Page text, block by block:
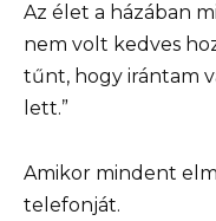
Az élet a házában
nem volt kedves
tűnt, hogy irántam
lett.”
Amikor mindent
telefonját.